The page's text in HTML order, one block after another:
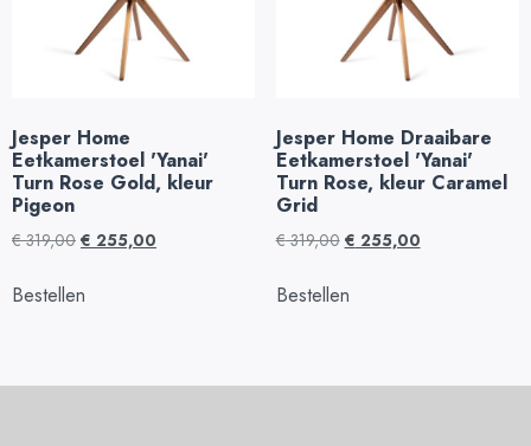
Jesper Home
Eetkamerstoel 'Yanai'
Turn Rose Gold, kleur
Pigeon
€319,00 € 255,00
Bestellen
Jesper Home Draaibare
Eetkamerstoel 'Yanai'
Turn Rose, kleur Caramel
Grid
€319,00 € 255,00
Bestellen